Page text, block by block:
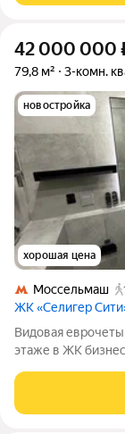
42 000 000
79,8 м² 3-комн.
новостройка
хорошая цена
Моссельмаш
ЖК «Селигер
Видовая
этаже в ЖК
евро 4-
жилом комплексе